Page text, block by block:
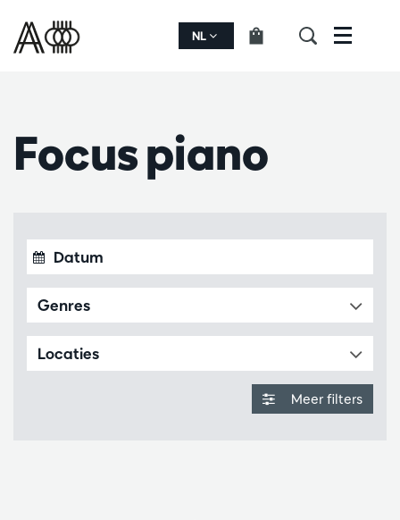
NL Menu
Focus piano
Genres
Locaties
Meer filters